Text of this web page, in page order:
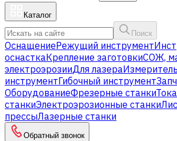
Каталог
Поиск
ОснащениеРежущий инструмент
оснасткаКрепление заготовкиСОЖ,
электроэрозииДля лазера
инструментГибочный инструмент
ОборудованиеФрезерные станки
станкиЭлектроэрозионные станки
прессыЛазерные станки
Обратный звонок